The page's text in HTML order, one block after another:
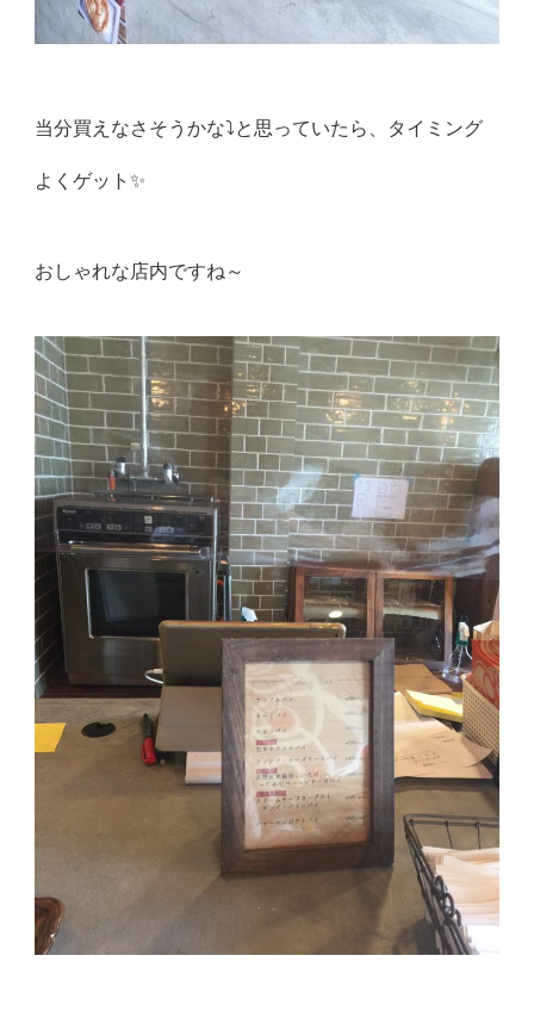
当分買えなさそうかな⤵と思っていたら、タイミング
よくゲット✨
おしゃれな店内ですね～